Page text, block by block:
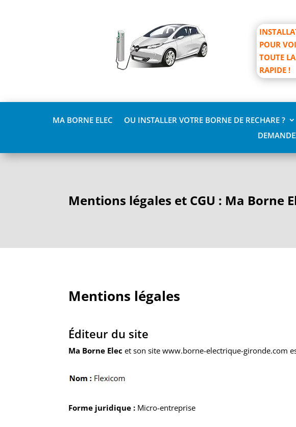
POUR
TOUTE
RAPIDE !
MA BORNE ELEC OU INSTALLER VOTRE BORNE DE RECHARE ?
Mentions légales et CGU : Ma Borne
Mentions légales
Éditeur du site
Ma Borne Elec et son sitewww.borne-electrique-gironde.com
Forme juridique : Micro-entreprise